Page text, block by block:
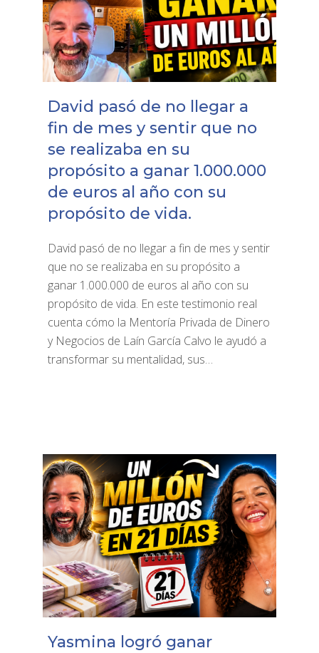
David pasó de no llegar a
fin de mes y sentir que no
se realizaba en su
propósito a ganar 1.000.000
de euros al año con su
propósito de vida.
David pasó de no llegar a fin de mes y sentir
que no se realizaba en su propósito a
ganar 1.000.000 de euros al año con su
propósito de vida. En este testimonio real
cuenta cómo la Mentoría Privada de Dinero
y Negocios de Laín García Calvo le ayudó a
transformar su mentalidad, sus…
Yasmina logró ganar